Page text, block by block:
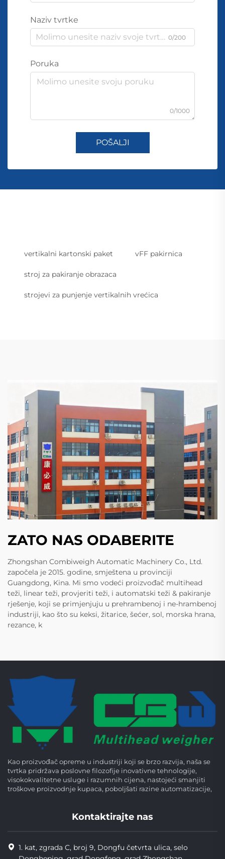
Naziv tvrtke
0/200
Poruka
0/1000
POŠALJI
vertikalni kartonski paket vFF pakirnica
stroj za pakiranje obrazaca
strojevi za punjenje vertikalnih vrećica
ZATO NAS ODABERITE
Zhongshan Combiweigh Automatic Machinery Co., Ltd.
započela je 2015. godine, smještena u provinciji
Guangdong, Kina. Mi smo vodeći proizvođač multihead
teži, linear teži, provjeriti teži, i automatski teži & pakiranje
rješenje, koji se primjenjuju u prehrambenoj i ne-hrambenoj
industriji, kao što su keksi, žitarice, šećer, sol, morska hrana,
rezance, k
Kao proizvođač opreme u industriji koji se brzo razvija, naša se
tvrtka pridržava poslovne filozofije inovativne tehnologije,
visokokvalitetne usluge i razumnih cijena, nastojeći smanjiti
troškove proizvodnje kupaca, poboljšati razine automatizacije,
Kontaktirajte nas
1. kat, zgrada C, broj 9, Dongfu četvrta ulica, selo